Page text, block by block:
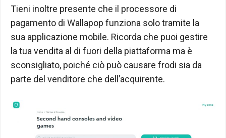
Tieni inoltre presente che il processore di
pagamento di Wallapop funziona solo tramite la
sua applicazione mobile. Ricorda che puoi gestire
la tua vendita al di fuori della piattaforma ma è
sconsigliato, poiché ciò può causare frodi sia da
parte del venditore che dell’acquirente.